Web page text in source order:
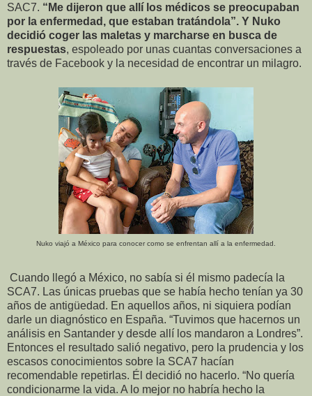
SAC7. “Me dijeron que allí los médicos se preocupaban
por la enfermedad, que estaban tratándola”. Y Nuko
decidió coger las maletas y marcharse en busca de
respuestas, espoleado por unas cuantas conversaciones a
través de Facebook y la necesidad de encontrar un milagro.
Nuko viajó a México para conocer como se enfrentan allí a la enfermedad.
Cuando llegó a México, no sabía si él mismo padecía la
SCA7. Las únicas pruebas que se había hecho tenían ya 30
años de antigüedad. En aquellos años, ni siquiera podían
darle un diagnóstico en España. “Tuvimos que hacernos un
análisis en Santander y desde allí los mandaron a Londres”.
Entonces el resultado salió negativo, pero la prudencia y los
escasos conocimientos sobre la SCA7 hacían
recomendable repetirlas. Él decidió no hacerlo. “No quería
condicionarme la vida. A lo mejor no habría hecho la